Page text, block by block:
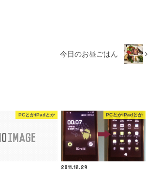
今日のお昼ごはん
PCとかiPadとか PCとかiPadとか
2011.12.29